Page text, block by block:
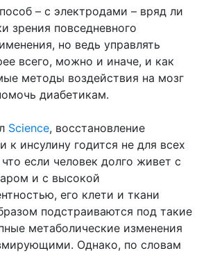
– с электродами – вряд ли
зрения повседневного
но ведь управлять
всего, можно и иначе, и как
методы воздействия на мозг
диабетикам.
Science, восстановление
к инсулину годится не для всех
если человек долго живет с
и с высокой
его клети и ткани
подстраиваются под такие
метаболические изменения
Однако, по словам